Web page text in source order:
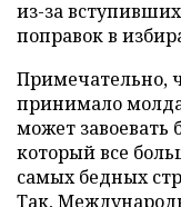
из-за
поправок в
Примечательно,
принимало
может завоевать
который все
самых бедных
Так,